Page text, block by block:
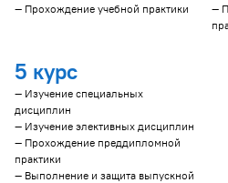
— Прохождение учебной практики
—
5 курс
— Изучение специальных
дисциплин
— Изучение элективных дисциплин
— Прохождение преддипломной
практики
— Выполнение и защита выпускной